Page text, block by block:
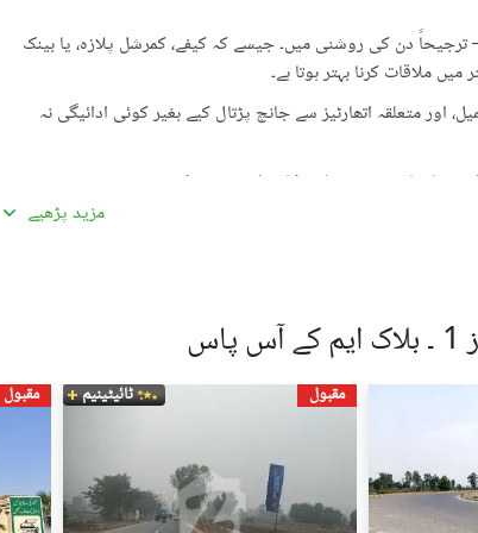
دن کی روشنی میں۔ جیسے کہ کیفے، کمرشل پلازہ، یا بینک
ملاقات کرنا بہتر ہوتا ہے۔
اور متعلقہ اتھارٹیز سے جانچ پڑتال کیے بغیر کوئی ادائیگی نہ
معلومات سے تفصیلات کا موازنہ ضرور کریں۔
اچھی لگیں۔ غیرمعمولی طور پر کم قیمتیں دھوکہ دہی کی
جائیداد پر کسی بھی قسم کی رکاوٹ یا تنازعے کی جانچ کریں۔
کسی قابل اعتماد شخص کو ساتھ لے جائیں۔
ذاتی یا مالی معلومات شیئر کرنے سے گریز کریں۔
کے لیے ذمہ دار نہیں ہے۔ تمام صارفین اپنے اشتہارات
مزید پڑھیے
مقبول مقبول ٹائیٹینیم